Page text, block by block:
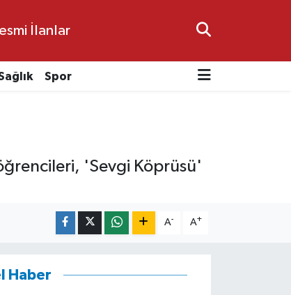
İlanlar
Spor
'Sevgi Köprüsü'
A- A+
Haber